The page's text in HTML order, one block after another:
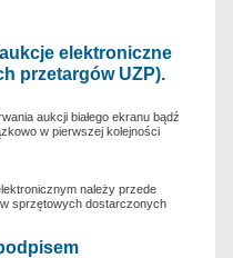
elektroniczne
przetargów UZP).
aukcji białego ekranu bądź
w pierwszej kolejności
należy przede
sprzętowych dostarczonych